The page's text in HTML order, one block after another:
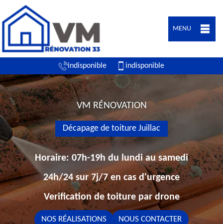
MENU
indisponible indisponible
VM RÉNOVATION
Décapage de toiture Juillac
Horaire: 07h-19h du lundi au samedi
24h/24 sur 7j/7 en cas d'urgence
Verification de toiture par drone
NOS RÉALISATIONS NOUS CONTACTER